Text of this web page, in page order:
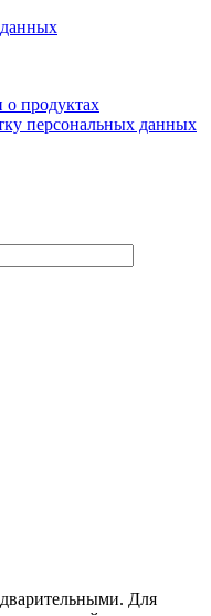
продуктах
персональных данных
Для